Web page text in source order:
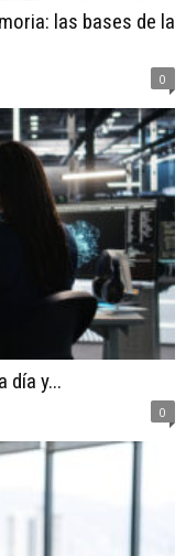
las bases de la
0
día y...
0